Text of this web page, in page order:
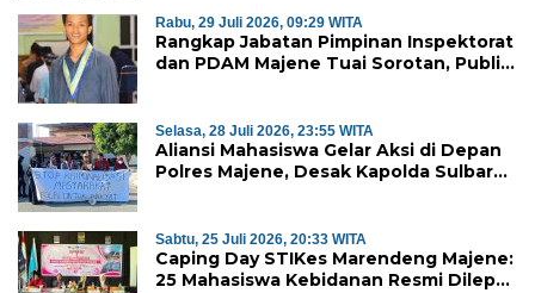
Rabu, 29 Juli 2026, 09:29 WITA
Rangkap Jabatan Pimpinan Inspektorat
dan PDAM Majene Tuai Sorotan, Publik
Selasa, 28 Juli 2026, 23:55 WITA
Aliansi Mahasiswa Gelar Aksi di Depan
Polres Majene, Desak Kapolda Sulbar
Sabtu, 25 Juli 2026, 20:33 WITA
Caping Day STIKes Marendeng Majene:
25 Mahasiswa Kebidanan Resmi Dilepas